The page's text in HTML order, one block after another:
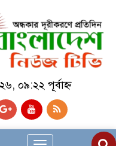
০৯:২২ পূর্বাহ্ন